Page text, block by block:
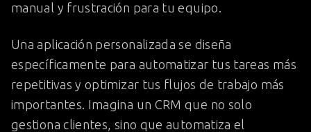
manual y frustración para tu equipo.
Una aplicación personalizada se diseña
específicamente para automatizar tus tareas más
repetitivas y optimizar tus flujos de trabajo más
importantes. Imagina un CRM que no solo
gestiona clientes, sino que automatiza el